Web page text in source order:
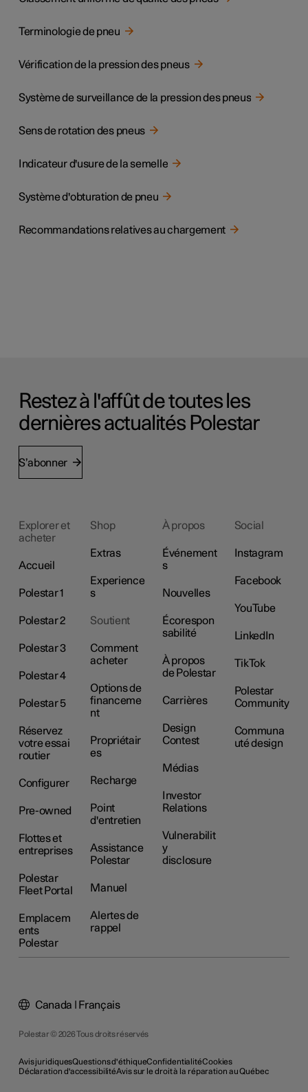
Terminologie de pneu
Vérification de la pression des pneus
Système de surveillance de la pression des pneus
Sens de rotation des pneus
Indicateur d'usure de la semelle
Système d'obturation de pneu
Recommandations relatives au chargement
Restez à l'affût de toutes les
dernières actualités Polestar
S’abonner
Explorer et
acheter
Accueil
Polestar 1
Polestar 2
Polestar 3
Polestar 4
Polestar 5
Réservez
votre essai
routier
Configurer
Pre-owned
Flottes et
entreprises
Polestar
Fleet Portal
Emplacem
ents
Polestar
Shop
Extras
Experience
s
Soutient
Comment
acheter
Options de
financeme
nt
Propriétair
es
Recharge
Point
d'entretien
Assistance
Polestar
Manuel
Alertes de
rappel
À propos
Événement
s
Nouvelles
Écorespon
sabilité
À propos
de Polestar
Carrières
Design
Contest
Médias
Investor
Relations
Vulnerabilit
y
disclosure
Social
Instagram
Facebook
YouTube
LinkedIn
TikTok
Polestar
Community
Communa
uté design
Polestar © 2026 Tous droits réservés
Avis juridiquesQuestions d'éthiqueConfidentialitéCookies
Déclaration d'accessibilitéAvis sur le droit à la réparation au Québec
Canada | Français